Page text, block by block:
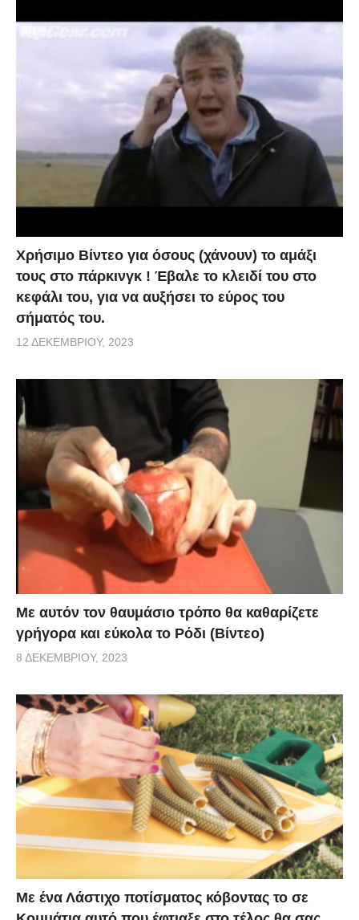
Χρήσιμο Βίντεο για όσους (χάνουν) το αμάξι
τους στο πάρκινγκ ! Έβαλε το κλειδί του στο
κεφάλι του, για να αυξήσει το εύρος του
σήματός του.
12 ΔΕΚΕΜΒΡΊΟΥ, 2023
Με αυτόν τον θαυμάσιο τρόπο θα καθαρίζετε
γρήγορα και εύκολα το Ρόδι (Βίντεο)
8 ΔΕΚΕΜΒΡΊΟΥ, 2023
Με ένα Λάστιχο ποτίσματος κόβοντας το σε